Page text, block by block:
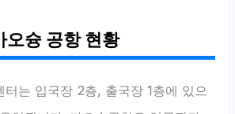
오슝 공항 현황
터는 입국장 2층, 출국장 1층에 있으